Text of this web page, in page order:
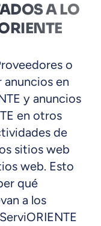
A LO
o
en
y anuncios
en otros
de
sitios web
web. Esto
qué
a los